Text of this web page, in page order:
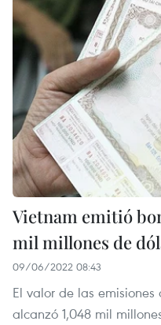
Vietnam emitió
mil millones de
09/06/2022 08:43
El valor de las
alcanzó 1,048 mil